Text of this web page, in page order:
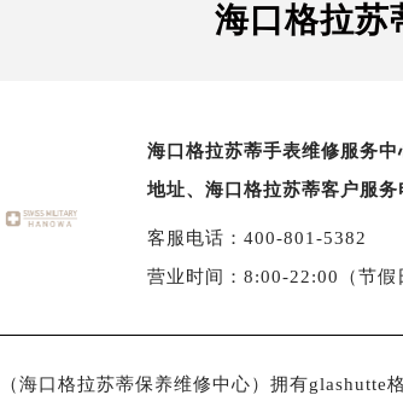
海口格拉苏
海口格拉苏蒂手表维修服务
地址、海口格拉苏蒂客户服务
客服电话：400-801-5382
营业时间：8:00-22:00（节假
海口格拉苏蒂保养维修中心）拥有glashutte